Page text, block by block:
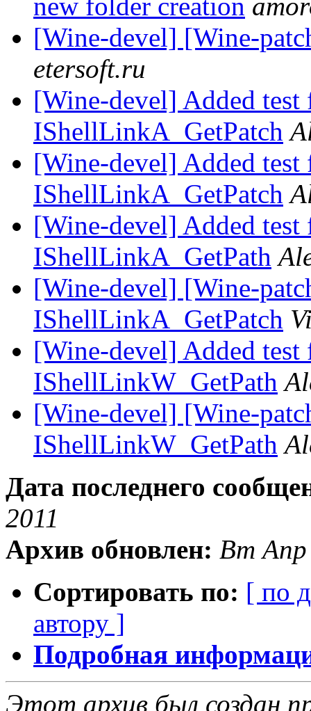
new folder creation
[Wine-devel] [Wine-
etersoft.ru
[Wine-devel] Added test
IShellLinkA_GetPatch
[Wine-devel] Added test
IShellLinkA_GetPatch
[Wine-devel] Added test
IShellLinkA_GetPath
[Wine-devel] [Wine-
IShellLinkA_GetPatch
[Wine-devel] Added test
IShellLinkW_GetPath
[Wine-devel] [Wine-
IShellLinkW_GetPath
Дата последнего
2011
Архив обновлен: Вт Апр
Сортировать по: [ по
автору ]
Подробная
Этот архив был создан